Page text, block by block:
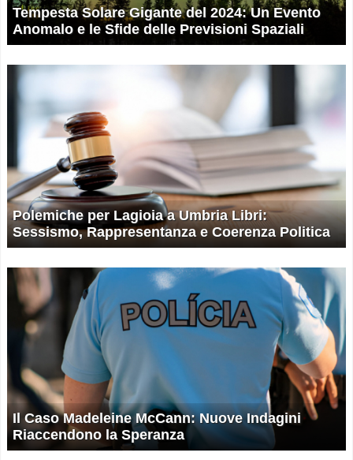
Tempesta Solare Gigante del 2024: Un Evento
Anomalo e le Sfide delle Previsioni Spaziali
Polemiche per Lagioia a Umbria Libri:
Sessismo, Rappresentanza e Coerenza Politica
Il Caso Madeleine McCann: Nuove Indagini
Riaccendono la Speranza